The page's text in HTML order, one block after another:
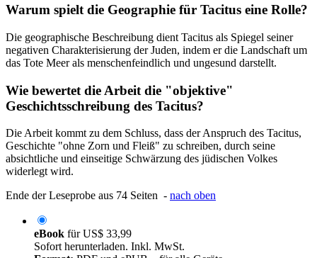
Warum spielt die Geographie für Tacitus eine Rolle?
Die geographische Beschreibung dient Tacitus als Spiegel seiner
negativen Charakterisierung der Juden, indem er die Landschaft um
das Tote Meer als menschenfeindlich und ungesund darstellt.
Wie bewertet die Arbeit die "objektive"
Geschichtsschreibung des Tacitus?
Die Arbeit kommt zu dem Schluss, dass der Anspruch des Tacitus,
Geschichte "ohne Zorn und Fleiß" zu schreiben, durch seine
absichtliche und einseitige Schwärzung des jüdischen Volkes
widerlegt wird.
Ende der Leseprobe aus 74 Seiten - nach oben
eBook fürUS$ 33,99
Sofort herunterladen. Inkl. MwSt.